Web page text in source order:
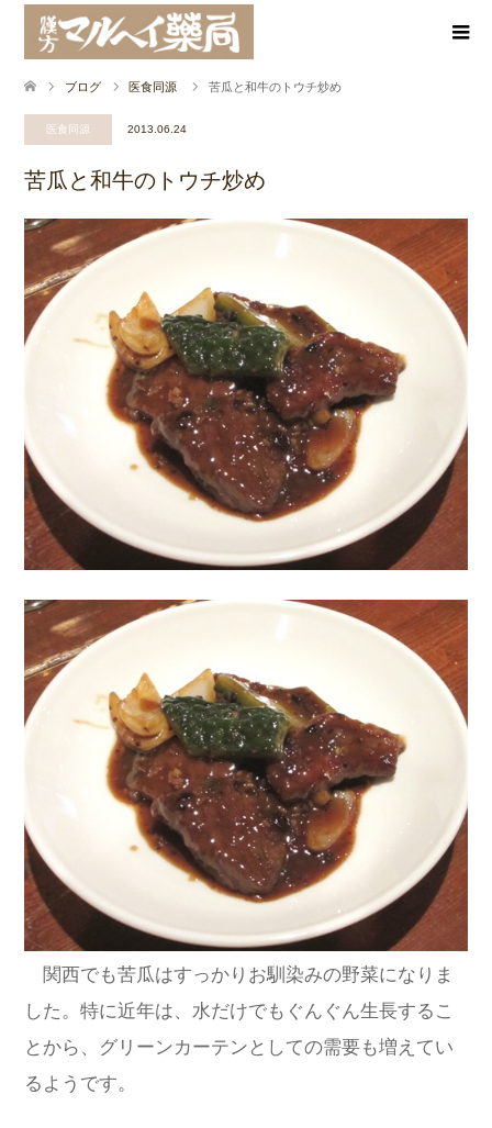
ブログ 医食同源 苦瓜と和牛のトウチ炒め
医食同源 2013.06.24
苦瓜と和牛のトウチ炒め
関西でも苦瓜はすっかりお馴染みの野菜になりま
した。特に近年は、水だけでもぐんぐん生長するこ
とから、グリーンカーテンとしての需要も増えてい
るようです。